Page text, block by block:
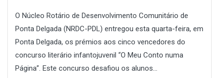
O Núcleo Rotário de Desenvolvimento Comunitário de
Ponta Delgada (NRDC-PDL) entregou esta quarta-feira, em
Ponta Delgada, os prémios aos cinco vencedores do
concurso literário infantojuvenil “O Meu Conto numa
Página”. Este concurso desafiou os alunos...